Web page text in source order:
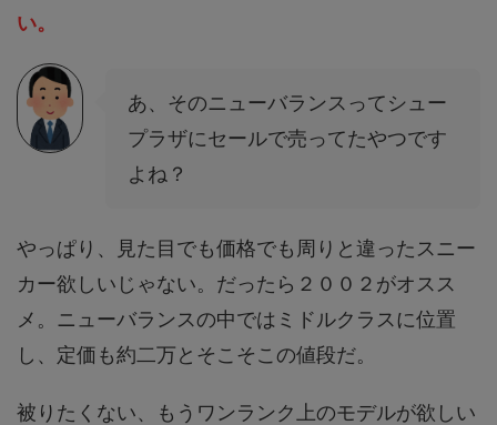
い。
あ、そのニューバランスってシュー
プラザにセールで売ってたやつです
よね？
やっぱり、見た目でも価格でも周りと違ったスニー
カー欲しいじゃない。だったら２００２がオスス
メ。ニューバランスの中ではミドルクラスに位置
し、定価も約二万とそこそこの値段だ。
被りたくない、もうワンランク上のモデルが欲しい